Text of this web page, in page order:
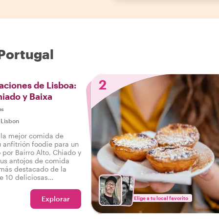
de Lisboa:
y Baixa
Lisbon
mejor comida de
anfitrión foodie para un
Bairro Alto, Chiado y
antojos de comida
destacado de la
10 deliciosas
en un sabroso
Explorar
2
Elige a tu local favorito